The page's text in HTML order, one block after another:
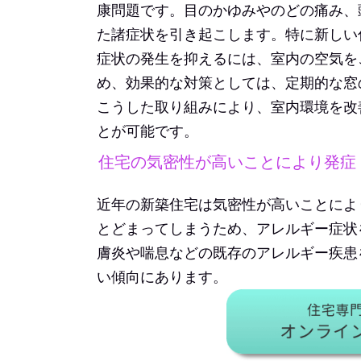
康問題です。目のかゆみやのどの痛み
た諸症状を引き起こします。特に新し
症状の発生を抑えるには、室内の空気
め、効果的な対策としては、定期的な
こうした取り組みにより、室内環境を
とが可能です。
住宅の気密性が高いことにより発症
近年の新築住宅は気密性が高いことに
とどまってしまうため、アレルギー症
膚炎や喘息などの既存のアレルギー疾
い傾向にあります。